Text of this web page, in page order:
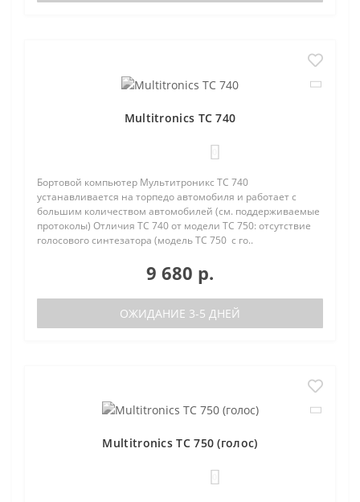
Multitronics TC 740
Бортовой компьютер Мультитроникс TC 740
устанавливается на торпедо автомобиля и работает с
большим количеством автомобилей (см. поддерживаемые
протоколы) Отличия TC 740 от модели TC 750: отсутствие
голосового синтезатора (модель TC 750 с го..
9 680 р.
ОЖИДАНИЕ 3-5 ДНЕЙ
Multitronics TC 750 (голос)